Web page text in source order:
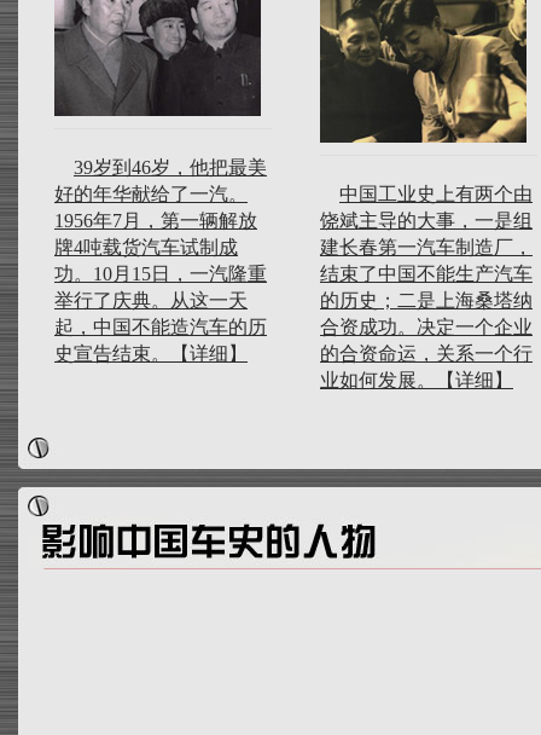
39岁到46岁，他把最美
好的年华献给了一汽。
1956年7月，第一辆解放
牌4吨载货汽车试制成
功。10月15日，一汽隆重
举行了庆典。从这一天
起，中国不能造汽车的历
史宣告结束。
【详细】
中国工业史上有两个由
饶斌主导的大事，一是组
建长春第一汽车制造厂，
结束了中国不能生产汽车
的历史；二是上海桑塔纳
合资成功。决定一个企业
的合资命运，关系一个行
业如何发展。
【详细】